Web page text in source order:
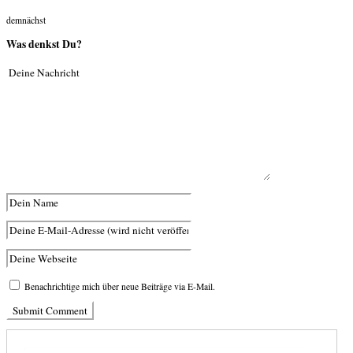
demnächst
Was denkst Du?
Benachrichtige mich über neue Beiträge via E-Mail.